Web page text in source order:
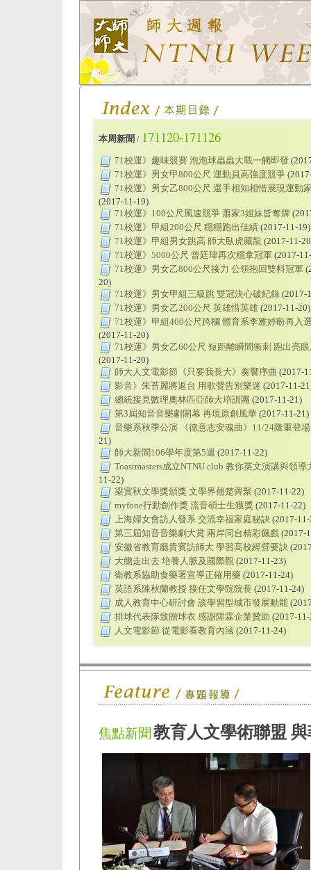
本周新聞 / 171120-171126
71校運》趣味競賽 泡泡球蟲蟲大戰一觸即發
71校運》男女甲800公尺 運動員高強度競爭
71校運》男女乙800公尺 選手相知相惜展現運動
(2017-11-19)
71校運》100公尺風速競爭 蕭家3姐妹皆奪牌
71校運》甲組200公尺 穩穩跑出佳績 (2017-11-19)
71校運》甲組男女跳高 師大臥虎藏龍 (2017-11-
71校運》5000公尺 曾廷瑋再次穩拿冠軍 (2017-
71校運》男女乙800公尺接力 公領抱回雙料冠軍
20)
71校運》男女甲組三級跳 雙冠決心破紀錄 (2017-
71校運》男女乙200公尺 英雄惜英雄 (2017-11-20)
71校運》甲組400公尺跨欄 體育系李雅婷盼再入
(2017-11-20)
71校運》男女乙60公尺 短距離瞬間衝刺 跑出亮
(2017-11-20)
師大人文電影節《只要我長大》奏響序曲 (2017-
影音》朱苔麗將返台 用歌聲告別樂迷 (2017-11-
總統接見數理奧林匹亞師大培訓團 (2017-11-21)
第3屆知音音樂劇開幕 再現原創風華 (2017-11-21)
音樂系秋季公演 《德意志安魂曲》11/24隆重登場
21)
師大新聞106學年度第5週 (2017-11-22)
Toastmasters成立NTNU club 教你英文演講與領導
11-22)
梁實秋文學獎頒獎 文學界翹楚齊聚 (2017-11-22)
myfone行動創作獎 流音碩士生獲獎 (2017-11-22)
上海婦女會訪人發系 交流幸福家庭秘訣 (2017-
第三屆知音音樂劇大賞 兩岸同台精彩飆戲 (2017-
安徽省教育廳貴賓訪師大 學習高校經營要訣
大膽走出去 培養人脈及國際觀 (2017-11-23)
衛教系協助食藥署宣導正確用藥 (2017-11-24)
英語系陳秋蘭教授 接任文學院院長 (2017-11-24)
成人教育中心研討會 談學習型城市發展動能
排球代表隊致贈球衣 感謝陞霖企業贊助 (2017-
人文電影節 從電影看教育內涵 (2017-11-24)
焦點新聞教育人文學術聯盟